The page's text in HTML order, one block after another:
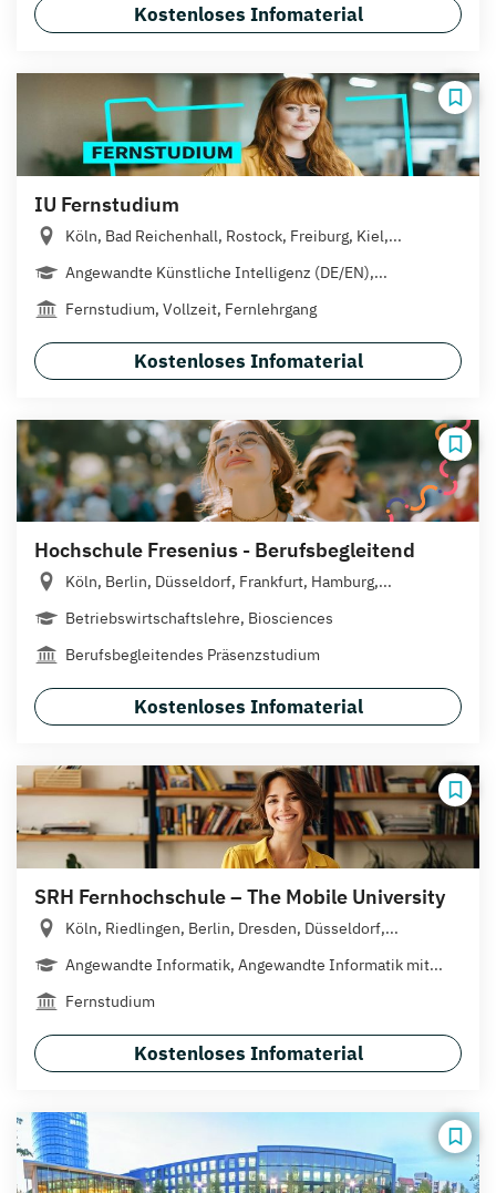
Kostenloses Infomaterial
IU Fernstudium
Köln, Bad Reichenhall, Rostock, Freiburg, Kiel,...
Angewandte Künstliche Intelligenz (DE/EN),...
Fernstudium, Vollzeit, Fernlehrgang
Kostenloses Infomaterial
Hochschule Fresenius - Berufsbegleitend
Köln, Berlin, Düsseldorf, Frankfurt, Hamburg,...
Betriebswirtschaftslehre, Biosciences
Berufsbegleitendes Präsenzstudium
Kostenloses Infomaterial
SRH Fernhochschule – The Mobile University
Köln, Riedlingen, Berlin, Dresden, Düsseldorf,...
Angewandte Informatik, Angewandte Informatik mit...
Fernstudium
Kostenloses Infomaterial